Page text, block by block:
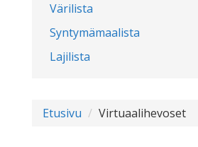
Värilista
Syntymämaalista
Lajilista
Etusivu Virtuaalihevoset